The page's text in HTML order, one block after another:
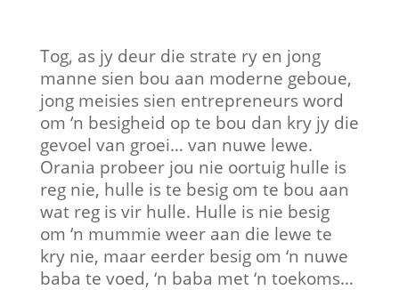
Tog, as jy deur die strate ry en jong
manne sien bou aan moderne geboue,
jong meisies sien entrepreneurs word
om ‘n besigheid op te bou dan kry jy die
gevoel van groei… van nuwe lewe.
Orania probeer jou nie oortuig hulle is
reg nie, hulle is te besig om te bou aan
wat reg is vir hulle. Hulle is nie besig
om ‘n mummie weer aan die lewe te
kry nie, maar eerder besig om ‘n nuwe
baba te voed, ‘n baba met ‘n toekoms…